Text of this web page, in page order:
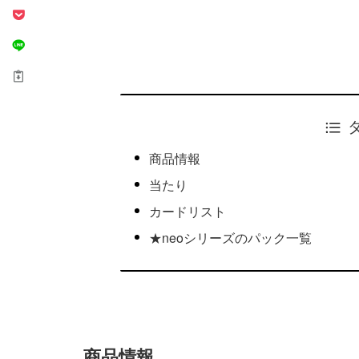
商品情報
当たり
カードリスト
★neoシリーズのパック一覧